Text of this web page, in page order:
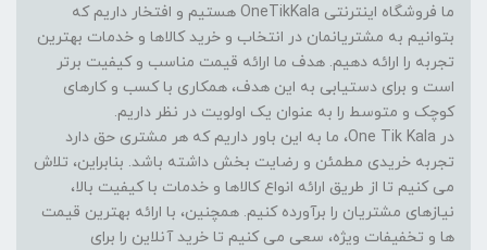
ما فروشگاه اینترنتی OneTikKala هستیم و افتخار داریم که
بتوانیم به مشتریانمان در انتخاب و خرید کالاها و خدمات بهترین
تجربه را ارائه دهیم. هدف ما ارائه قیمت مناسب و کیفیت برتر
است و برای دستیابی به این هدف، همکاری با کسب و کارهای
کوچک و متوسط را به عنوان یک اولویت در نظر داریم.
در One Tik Kala، ما به این باور داریم که هر مشتری حق دارد
تجربه خریدی مطمئن و رضایت بخش داشته باشد. بنابراین، تلاش
می کنیم تا از طریق ارائه انواع کالاها و خدمات با کیفیت بالا،
نیازهای مشتریان را برآورده کنیم. همچنین، با ارائه بهترین قیمت
ها و تخفیفات ویژه، سعی می کنیم تا خرید آنلاین را برای